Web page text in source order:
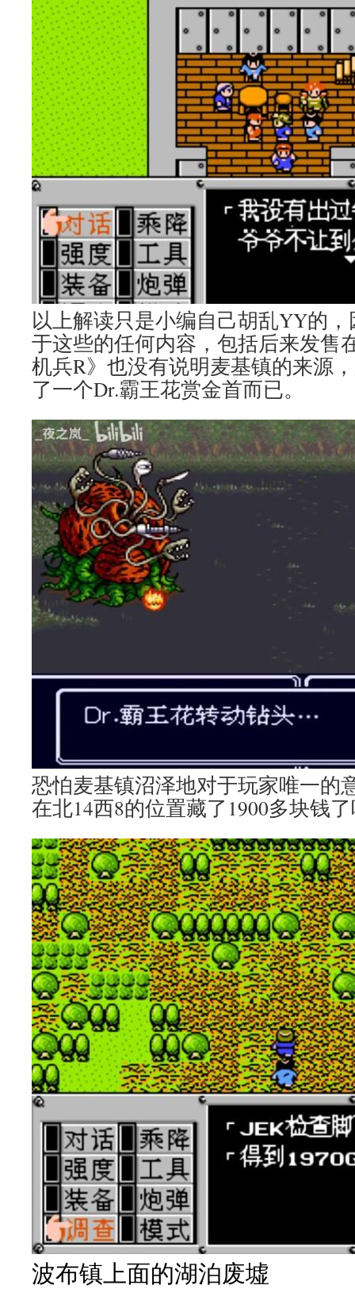
以上解读只是小编自己胡乱YY的
于这些的任何内容，包括后来发售
机兵R》也没有说明麦基镇的来源
了一个Dr.霸王花赏金首而已。
恐怕麦基镇沼泽地对于玩家唯一的
在北14西8的位置藏了1900多块钱
波布镇上面的湖泊废墟